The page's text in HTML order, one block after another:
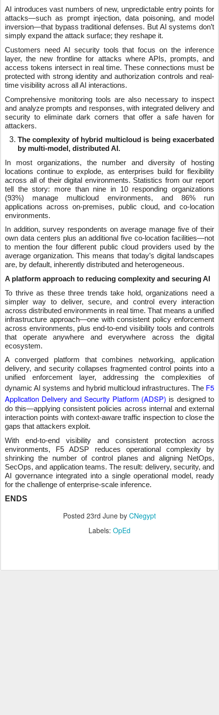
AI introduces vast numbers of new, unpredictable entry points for
attacks—such as prompt injection, data poisoning, and model
inversion—that bypass traditional defenses. But AI systems don’t
simply expand the attack surface; they reshape it.
Customers need AI security tools that focus on the inference
layer, the new frontline for attacks where APIs, prompts, and
access tokens intersect in real time. These connections must be
protected with strong identity and authorization controls and real-
time visibility across all AI interactions.
Comprehensive monitoring tools are also necessary to inspect
and analyze prompts and responses, with integrated delivery and
security to eliminate dark corners that offer a safe haven for
attackers.
The complexity of hybrid multicloud is being exacerbated
by multi-model, distributed AI.
In most organizations, the number and diversity of hosting
locations continue to explode, as enterprises build for flexibility
across all of their digital environments. Statistics from our report
tell the story: more than nine in 10 responding organizations
(93%) manage multicloud environments, and 86% run
applications across on-premises, public cloud, and co-location
environments.
In addition, survey respondents on average manage five of their
own data centers plus an additional five co-location facilities—not
to mention the four different public cloud providers used by the
average organization. This means that today’s digital landscapes
are, by default, inherently distributed and heterogeneous.
A platform approach to reducing complexity and securing AI
To thrive as these three trends take hold, organizations need a
simpler way to deliver, secure, and control every interaction
across distributed environments in real time. That means a unified
infrastructure approach—one with consistent policy enforcement
across environments, plus end-to-end visibility tools and controls
that operate anywhere and everywhere across the digital
ecosystem.
A converged platform that combines networking, application
delivery, and security collapses fragmented control points into a
unified enforcement layer, addressing the complexities of
dynamic AI systems and hybrid multicloud infrastructures. The F5
Application Delivery and Security Platform (ADSP) is designed to
do this—applying consistent policies across internal and external
interaction points with context-aware traffic inspection to close the
gaps that attackers exploit.
With end-to-end visibility and consistent protection across
environments, F5 ADSP reduces operational complexity by
shrinking the number of control planes and aligning NetOps,
SecOps, and application teams. The result: delivery, security, and
AI governance integrated into a single operational model, ready
for the challenge of enterprise-scale inference.
ENDS
Posted 23rd June by CNegypt
Labels: OpEd